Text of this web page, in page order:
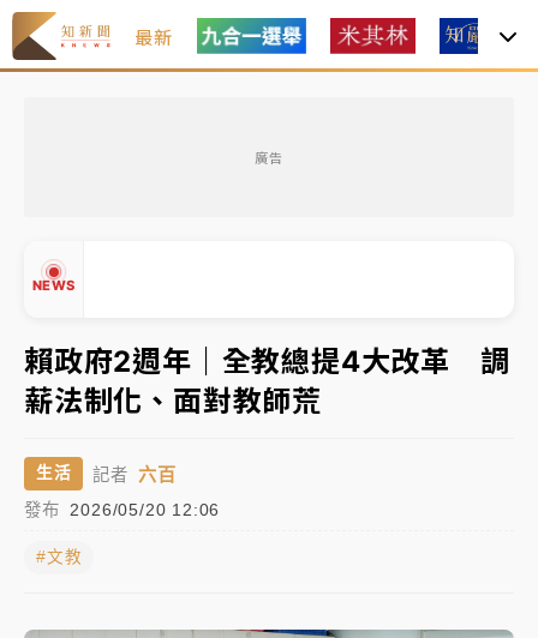
最新
廣告
NEWS
有片｜
連根拔起
中颱白海豚風雨來了！中部以北防豪雨 今晚、明天影
響最劇烈
白海豚逼近！北市水門只出不進 未移置車輛最高罰
油價持續凍漲！ 中油宣布下周一汽柴油價格維持不變
▲
賴政府2週年｜全教總提4大改革 調
薪法制化、面對教師荒
生活 記者 六百
發布 2026/05/20 12:06
#文教